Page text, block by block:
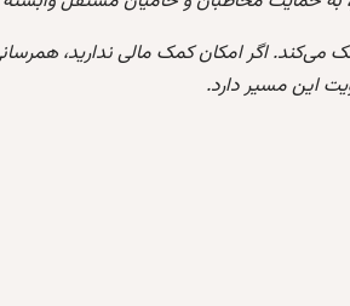
می‌کند. اگر امکان کمک مالی ندارید،
این مسیر دارد.